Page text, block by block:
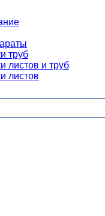
труб
листов и труб
листов